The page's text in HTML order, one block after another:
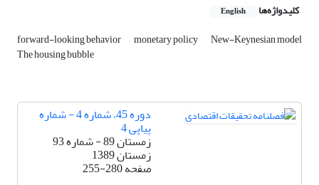
کلیدواژه‌ها English
forward-looking behavior monetary policy New-Keynesian model
The housing bubble
دوره 45، شماره 4 - شماره
پیاپی 4
زمستان 89 - شماره 93
زمستان 1389
صفحه255-280